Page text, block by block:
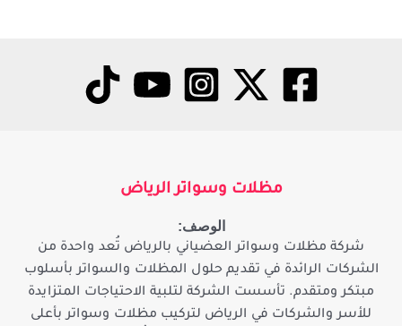
مظلات وسواتر الرياض
الوصف:
شركة مظلات وسواتر العضياني بالرياض تُعد واحدة من
الشركات الرائدة في تقديم حلول المظلات والسواتر بأسلوب
مبتكر ومتقدم. تأسست الشركة لتلبية الاحتياجات المتزايدة
للأسر والشركات في الرياض لتركيب مظلات وسواتر بأعلى